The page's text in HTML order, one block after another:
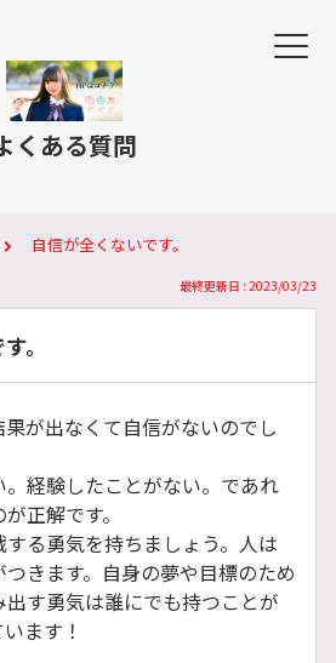
くある質問
自信が全くないです。
最終更新日 : 2023/03/23
。
が出なくて自信がないのでし
経験したことがない。であれ
正解です。
る勇気を持ちましょう。人は
きます。自身の夢や目標のため
す勇気は誰にでも持つことが
ます！